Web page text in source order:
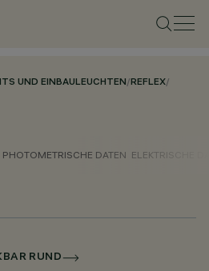
UND EINBAULEUCHTEN/REFLEX/
PHOTOMETRISCHE DATEN ELEKTRISCHE
RUND